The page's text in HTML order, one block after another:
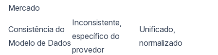
Mercado
Consistência do
Modelo de Dados
Inconsistente,
específico do
provedor
Unificado,
normalizado